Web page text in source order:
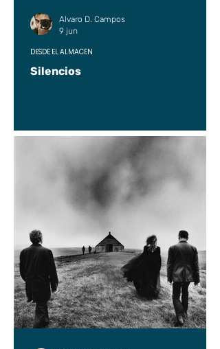
Silencios
DESDE EL ALMACÉN
Alvaro D. Campos
9 jun